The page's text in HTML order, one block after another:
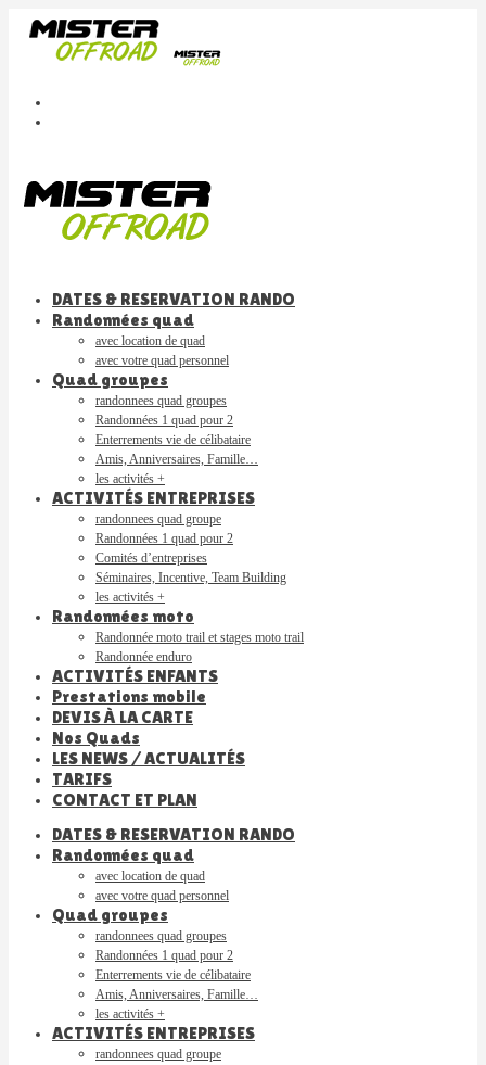
DATES & RESERVATION RANDO
Randonnées quad
avec location de quad
avec votre quad personnel
Quad groupes
randonnees quad groupes
Randonnées 1 quad pour 2
Enterrements vie de célibataire
Amis, Anniversaires, Famille…
les activités +
ACTIVITÉS ENTREPRISES
randonnees quad groupe
Randonnées 1 quad pour 2
Comités d’entreprises
Séminaires, Incentive, Team Building
les activités +
Randonnées moto
Randonnée moto trail et stages moto trail
Randonnée enduro
ACTIVITÉS ENFANTS
Prestations mobile
DEVIS À LA CARTE
Nos Quads
LES NEWS / ACTUALITÉS
TARIFS
CONTACT ET PLAN
DATES & RESERVATION RANDO
Randonnées quad
avec location de quad
avec votre quad personnel
Quad groupes
randonnees quad groupes
Randonnées 1 quad pour 2
Enterrements vie de célibataire
Amis, Anniversaires, Famille…
les activités +
ACTIVITÉS ENTREPRISES
randonnees quad groupe